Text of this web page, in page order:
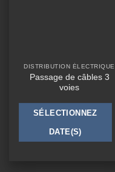
DISTRIBUTION ÉLECTRIQUE
Passage de câbles 3
voies
SÉLECTIONNEZ
DATE(S)